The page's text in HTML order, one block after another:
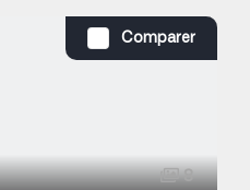
Comparer
8